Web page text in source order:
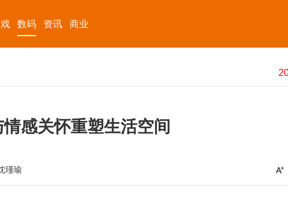
数码 资讯 商业
感关怀重塑生活空间
瑾瑜